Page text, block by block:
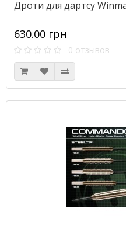
Дроти для дартсу
630.00 грн
0 отзывов